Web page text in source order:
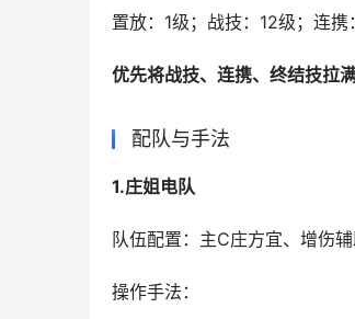
置放：1级；战技：12级；连
优先将战技、连携、终结技拉
配队与手法
1.庄姐电队
队伍配置：主C庄方宜、增伤
操作手法：